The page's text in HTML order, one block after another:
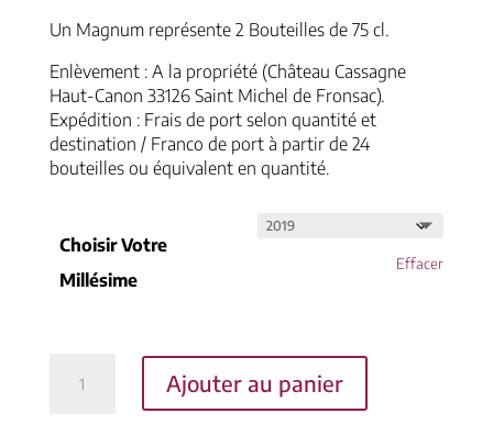
Un Magnum représente 2 Bouteilles de 75 cl.
Enlèvement : A la propriété (Château Cassagne
Haut-Canon 33126 Saint Michel de Fronsac).
Expédition : Frais de port selon quantité et
destination / Franco de port à partir de 24
bouteilles ou équivalent en quantité.
Choisir Votre
Millésime
Effacer
Ajouter au panier